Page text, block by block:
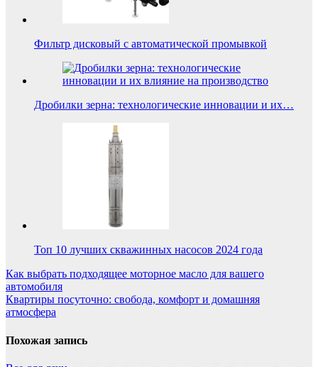
Фильтр дисковый с автоматической промывкой
Дробилки зерна: технологические инновации и их…
Топ 10 лучших скважинных насосов 2024 года
Навигация
по
записям
Как выбрать подходящее моторное масло для вашего
автомобиля
Квартиры посуточно: свобода, комфорт и домашняя
атмосфера
Похожая запись